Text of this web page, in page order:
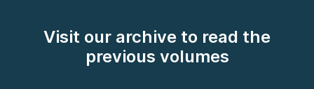
Visit our archive to read the
previous volumes